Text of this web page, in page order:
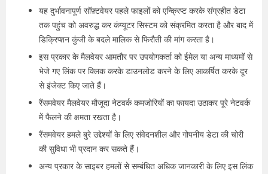
यह दुर्भावनापूर्ण सॉफ़्टवेयर पहले फाइलों को एन्क्रिप्ट करके संग्रहीत डेटा
तक पहुंच को अवरुद्ध कर कंप्यूटर सिस्टम को संक्रमित करता है और बाद में
डिक्रिप्शन कुंजी के बदले मालिक से फिरौती की मांग करता है।
इस प्रकार के मैलवेयर आमतौर पर उपयोगकर्ता को ईमेल या अन्य माध्यमों से
भेजे गए लिंक पर क्लिक करके डाउनलोड करने के लिए आकर्षित करके दूर
से इंजेक्ट किए जाते हैं।
रैंसमवेयर मैलवेयर मौजूदा नेटवर्क कमजोरियों का फायदा उठाकर पूरे नेटवर्क
में फैलने की क्षमता रखता है।
रैंसमवेयर हमले बुरे उद्देश्यों के लिए संवेदनशील और गोपनीय डेटा की चोरी
की सुविधा भी प्रदान कर सकते हैं।
अन्य प्रकार के साइबर हमलों से सम्बंधित अधिक जानकारी के लिए इस लिंक